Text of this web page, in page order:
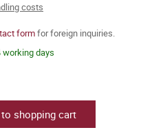
costs
formfor foreign inquiries.
working days
shopping cart